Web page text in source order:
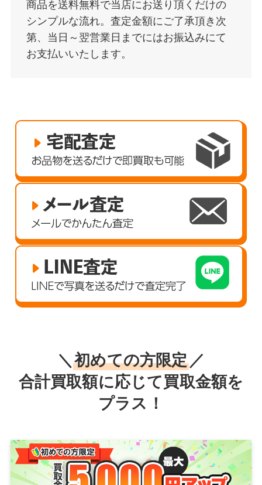
商品を送料無料で当店にお送り頂くだけの
シンプルな流れ。査定金額にご了承頂き次
第、当日～翌営業日までにはお振込みにて
お支払いいたします。
＼初めての方限定／
合計買取額に応じて買取金額を
プラス！